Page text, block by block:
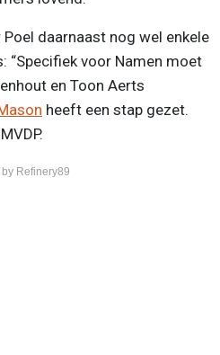
daarnaast nog wel enkele
“Specifiek voor Namen moet
en Toon Aerts
heeft een stap gezet.
Refinery89